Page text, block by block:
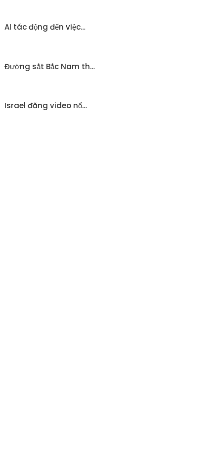
AI tác động đến việc…
Đường sắt Bắc Nam th…
Israel đăng video nổ…